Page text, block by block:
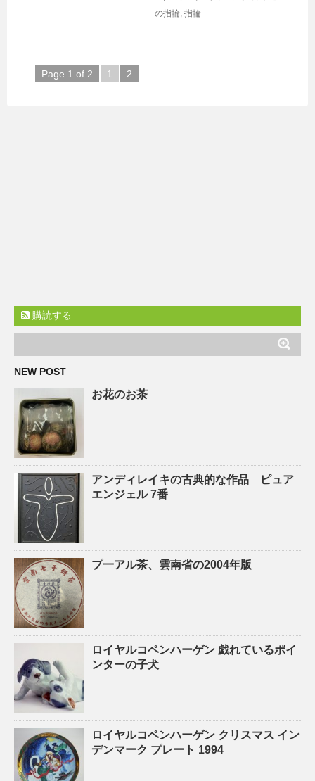
の指輪, 指輪
Page 1 of 2 1 2
購読する
NEW POST
お花のお茶
アンディレイキの古典的な作品 ピュア
エンジェル 7番
プ一アル茶、雲南省の2004年版
ロイヤルコペンハーゲン 戯れているポイ
ンターの子犬
ロイヤルコペンハーゲン クリスマス イン
デンマーク プレート 1994